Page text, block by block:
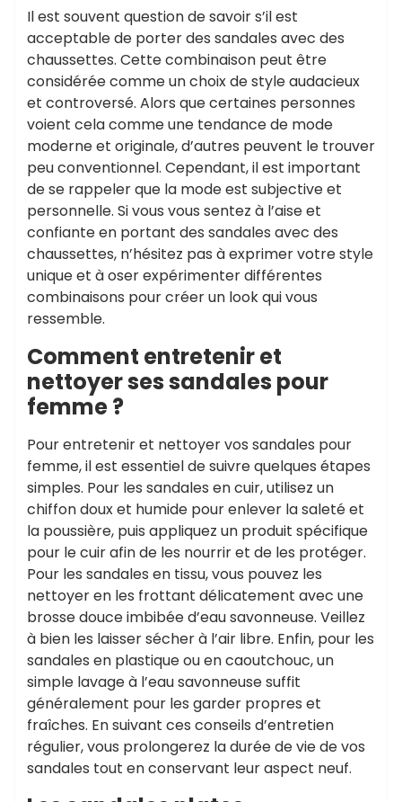
Il est souvent question de savoir s’il est
acceptable de porter des sandales avec des
chaussettes. Cette combinaison peut être
considérée comme un choix de style audacieux
et controversé. Alors que certaines personnes
voient cela comme une tendance de mode
moderne et originale, d’autres peuvent le trouver
peu conventionnel. Cependant, il est important
de se rappeler que la mode est subjective et
personnelle. Si vous vous sentez à l’aise et
confiante en portant des sandales avec des
chaussettes, n’hésitez pas à exprimer votre style
unique et à oser expérimenter différentes
combinaisons pour créer un look qui vous
ressemble.
Comment entretenir et
nettoyer ses sandales pour
femme ?
Pour entretenir et nettoyer vos sandales pour
femme, il est essentiel de suivre quelques étapes
simples. Pour les sandales en cuir, utilisez un
chiffon doux et humide pour enlever la saleté et
la poussière, puis appliquez un produit spécifique
pour le cuir afin de les nourrir et de les protéger.
Pour les sandales en tissu, vous pouvez les
nettoyer en les frottant délicatement avec une
brosse douce imbibée d’eau savonneuse. Veillez
à bien les laisser sécher à l’air libre. Enfin, pour les
sandales en plastique ou en caoutchouc, un
simple lavage à l’eau savonneuse suffit
généralement pour les garder propres et
fraîches. En suivant ces conseils d’entretien
régulier, vous prolongerez la durée de vie de vos
sandales tout en conservant leur aspect neuf.